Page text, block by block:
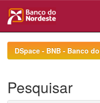
navigationDSpace - BNB - Banco
Pesquisar